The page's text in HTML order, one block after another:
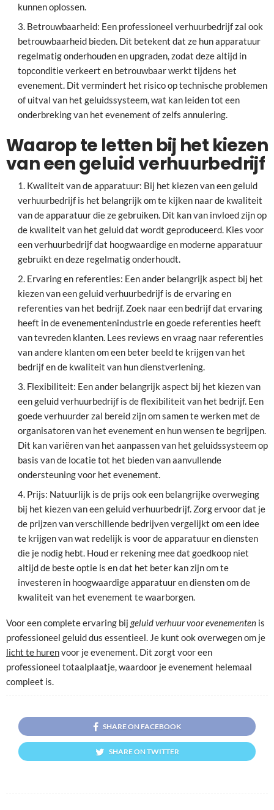
kunnen oplossen.
Betrouwbaarheid: Een professioneel verhuurbedrijf zal ook
betrouwbaarheid bieden. Dit betekent dat ze hun apparatuur
regelmatig onderhouden en upgraden, zodat deze altijd in
topconditie verkeert en betrouwbaar werkt tijdens het
evenement. Dit vermindert het risico op technische problemen
of uitval van het geluidssysteem, wat kan leiden tot een
onderbreking van het evenement of zelfs annulering.
Waarop te letten bij het kiezen
van een geluid verhuurbedrijf
Kwaliteit van de apparatuur: Bij het kiezen van een geluid
verhuurbedrijf is het belangrijk om te kijken naar de kwaliteit
van de apparatuur die ze gebruiken. Dit kan van invloed zijn op
de kwaliteit van het geluid dat wordt geproduceerd. Kies voor
een verhuurbedrijf dat hoogwaardige en moderne apparatuur
gebruikt en deze regelmatig onderhoudt.
Ervaring en referenties: Een ander belangrijk aspect bij het
kiezen van een geluid verhuurbedrijf is de ervaring en
referenties van het bedrijf. Zoek naar een bedrijf dat ervaring
heeft in de evenementenindustrie en goede referenties heeft
van tevreden klanten. Lees reviews en vraag naar referenties
van andere klanten om een beter beeld te krijgen van het
bedrijf en de kwaliteit van hun dienstverlening.
Flexibiliteit: Een ander belangrijk aspect bij het kiezen van
een geluid verhuurbedrijf is de flexibiliteit van het bedrijf. Een
goede verhuurder zal bereid zijn om samen te werken met de
organisatoren van het evenement en hun wensen te begrijpen.
Dit kan variëren van het aanpassen van het geluidssysteem op
basis van de locatie tot het bieden van aanvullende
ondersteuning voor het evenement.
Prijs: Natuurlijk is de prijs ook een belangrijke overweging
bij het kiezen van een geluid verhuurbedrijf. Zorg ervoor dat je
de prijzen van verschillende bedrijven vergelijkt om een idee
te krijgen van wat redelijk is voor de apparatuur en diensten
die je nodig hebt. Houd er rekening mee dat goedkoop niet
altijd de beste optie is en dat het beter kan zijn om te
investeren in hoogwaardige apparatuur en diensten om de
kwaliteit van het evenement te waarborgen.
Voor een complete ervaring bij geluid verhuur voor evenementen is
professioneel geluid dus essentieel. Je kunt ook overwegen om je
licht te hurenvoor je evenement. Dit zorgt voor een
professioneel totaalplaatje, waardoor je evenement helemaal
compleet is.
SHARE ON FACEBOOK
SHARE ON TWITTER